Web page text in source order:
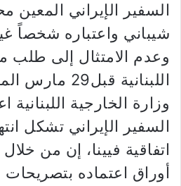
السفير الإيراني
شيباني واعتباره شخصاً
وعدم الامتثال إلى طلب
اللبنانية
وزارة الخارجية
السفير الإيراني تشكل
اتفاقية فيينا، إن من
أوراق اعتماده بتصريحات